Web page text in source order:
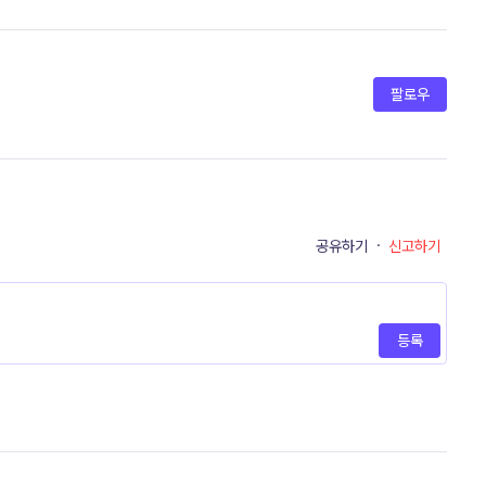
팔로우
공유하기 · 신고하기
등록